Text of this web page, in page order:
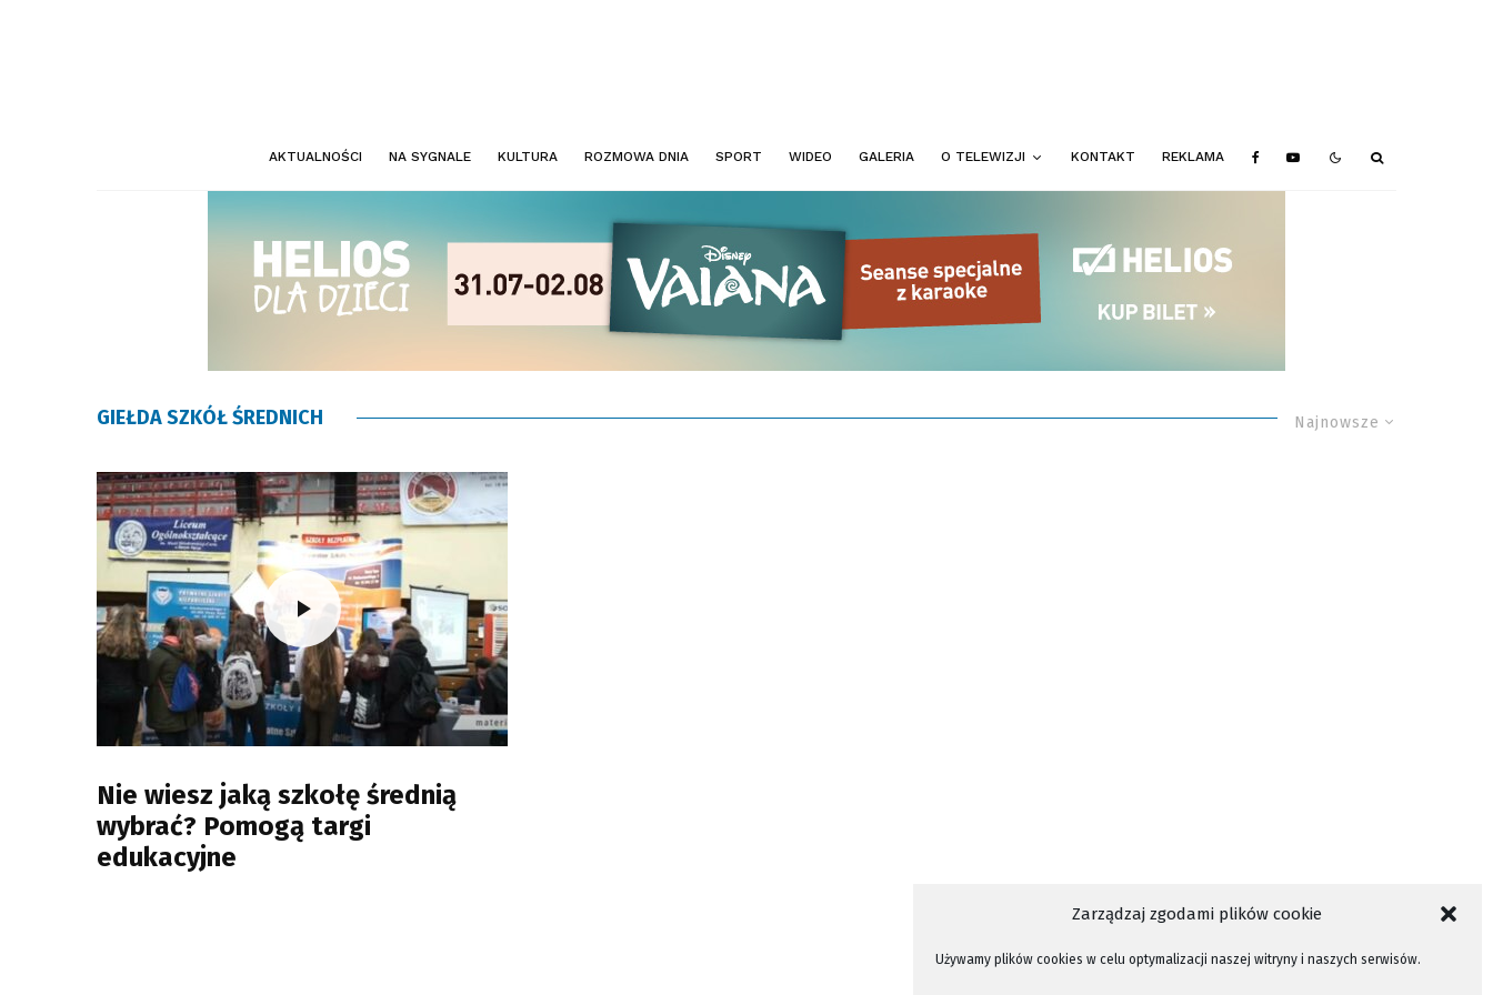
Zarządzaj zgodami plików cookie
Używamy plików cookies w celu optymalizacji naszej witryny i naszych serwisów.
AKTUALNOŚCI NA SYGNALE KULTURA ROZMOWA DNIA SPORT WIDEO GALERIA O TELEWIZJI KONTAKT REKLAMA
Najnowsze
GIEŁDA SZKÓŁ ŚREDNICH
Nie wiesz jaką szkołę średnią
wybrać? Pomogą targi
edukacyjne